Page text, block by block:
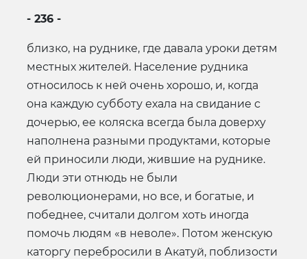
- 236 -
близко, на руднике, где давала уроки детям
местных жителей. Население рудника
относилось к ней очень хорошо, и, когда
она каждую субботу ехала на свидание с
дочерью, ее коляска всегда была доверху
наполнена разными продуктами, которые
ей приносили люди, жившие на руднике.
Люди эти отнюдь не были
революционерами, но все, и богатые, и
победнее, считали долгом хоть иногда
помочь людям «в неволе». Потом женскую
каторгу перебросили в Акатуй, поблизости